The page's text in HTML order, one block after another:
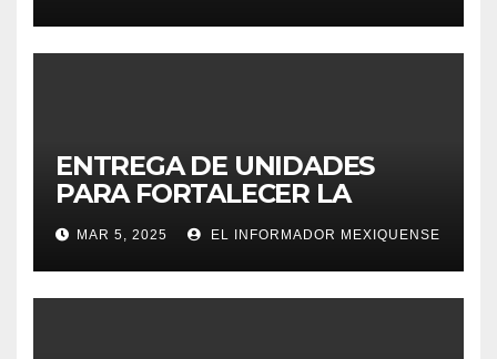
ENTREGA DE UNIDADES
PARA FORTALECER LA
SEGURIDAD EN IXTAPALUCA
MAR 5, 2025 EL INFORMADOR MEXIQUENSE